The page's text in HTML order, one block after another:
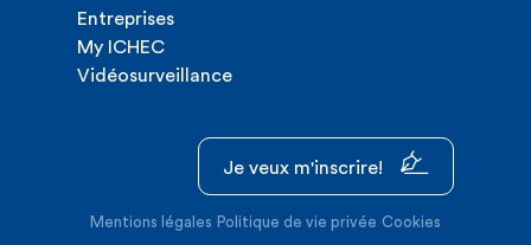
Entreprises
My ICHEC
Vidéosurveillance
Je veux m'inscrire!
Mentions légales Politique de vie privée Cookies